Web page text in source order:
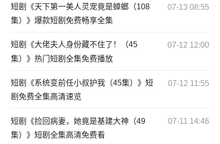
短剧《天下第一美人灵宠竟是蟑螂（108
集）》爆款短剧免费畅享全集
07-13 08:55
短剧《大佬夫人身份藏不住了！（45
集）》热门短剧全集免费播放
07-12 12:00
短剧《系统变前任小叔护我（45集）》短
剧免费全集高清速览
07-12 11:55
短剧《捡回病妻，她竟是基建大神（49
集）》短剧全集高清免费看
07-11 14:46